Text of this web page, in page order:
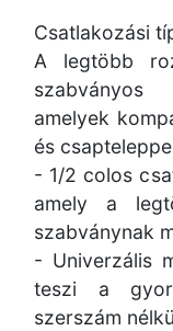
Csatlakozási
A legtöbb
szabványos
amelyek
és
- 1/2 colos
amely a
szabványnak
- Univerzális
teszi a
szerszám